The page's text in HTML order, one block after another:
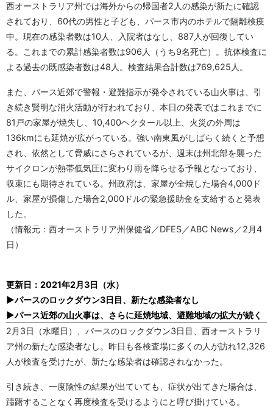
西オーストラリア州では海外からの帰国者2人の感染が新たに確認
されており、60代の男性と子ども、パース市内のホテルで隔離検疫
中。現在の感染者数は10人、入院者はなし、887人が回復してい
る。これまでの累計感染者数は906人（うち9名死亡）。抗体検査に
よる過去の既感染者数は48人。検査結果合計数は769,625人。
また、パース近郊で警報・避難指示が発令されている山火事は、引
き続き賢明な消火活動が行われており、本日の発表ではこれまでに
81戸の家屋が焼失し、10,400ヘクタール以上、火災の外周は
136kmにも延焼が広がっている。強い南東風がしばらく続くと予想
され、依然として脅威にさらされているが、週末は州北部を襲った
サイクロンが熱帯低気圧に変わり雨を降らせる予報となっており、
収束にも期待されている。州政府は、家屋が全焼した場合4,000ド
ル、家屋が損傷した場合2,000ドルの緊急援助金を支給すると発表
した。
（情報元：西オーストラリア州保健省／DFES／ABC News／2月4
日）
更新日：2021年2月3日（水）
▶パースのロックダウン3日目、新たな感染者なし
▶パース近郊の山火事は、さらに延焼地域、避難地域の拡大が続く
2月3日（水曜日）、パースのロックダウン3日目、西オーストラリ
ア州の新たな感染者なし。昨日も各検査場に多くの人が訪れ12,326
人が検査を受けたが、新たな感染者は確認されなかった。
引き続き、一度陰性の結果が出ていても、症状が出てきた場合は、
躊躇することなく再度検査を受けるようにと呼び掛けている。